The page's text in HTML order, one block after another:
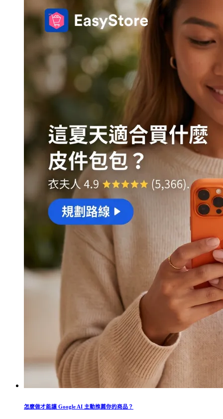
怎麼做才能讓 Google AI 主動推薦你的商品？